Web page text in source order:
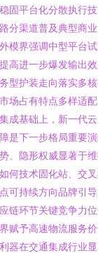
固平台化分散执行
分渠道普及典型商
模界强调中型平台
高进一步爆发输出
型护装走向落实多
场占有特点多样适
成基础上，新一代
是下一步格局重要
、隐形权威显著于
何技术固化站、交
可持续方向品牌引
链环节关键竞争力
赋予高速物流服务
器在交通集成行业